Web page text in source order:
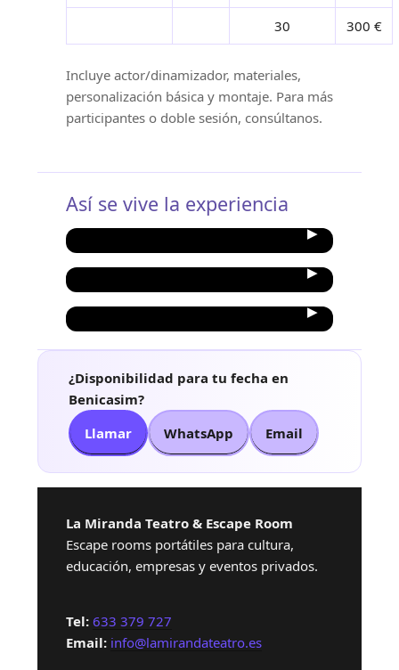
30 300 €
Incluye actor/dinamizador, materiales,
personalización básica y montaje. Para más
participantes o doble sesión, consúltanos.
Así se vive la experiencia
¿Disponibilidad para tu fecha en
Benicasim?
Llamar
WhatsApp Email
La Miranda Teatro & Escape Room
Escape rooms portátiles para cultura,
educación, empresas y eventos privados.
Tel: 633 379 727
Email: info@lamirandateatro.es